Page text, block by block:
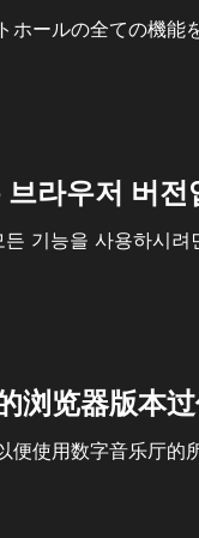
ホールの全ての機能
라우저 버전
기능을 사용하시
浏览器版本
使用数字音乐厅的